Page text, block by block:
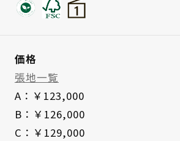
価格
張地一覧
A：￥123,000
B：￥126,000
C：￥129,000